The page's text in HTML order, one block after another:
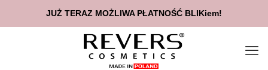
JUŻ TERAZ MOŻLIWA PŁATNOŚĆ BLIKiem!